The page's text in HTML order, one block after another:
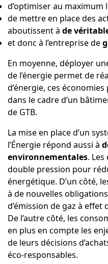
d’optimiser au maximum
de mettre en place des
aboutissent à de
et donc à l’entreprise de
En moyenne, déployer
de l’énergie permet de
d’énergie, ces
dans le cadre d’un
de GTB.
La mise en place d’un
l’Énergie répond aussi à
environnementales. Les
double pression pour
énergétique. D’un côté,
à de nouvelles
d’émission de gaz à
De l’autre côté, les
en plus en compte les
de leurs décisions
éco-responsables.